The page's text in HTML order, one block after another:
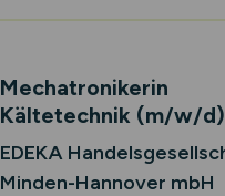
Mechatronikerin
Kältetechnik (m/w/d)
EDEKA
Minden-Hannover mbH